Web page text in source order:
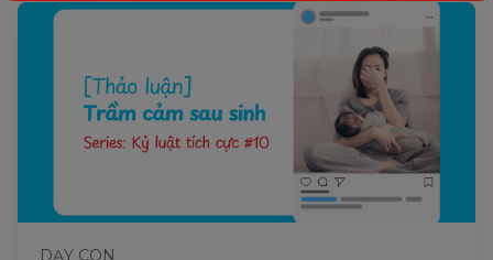
DẠY CON